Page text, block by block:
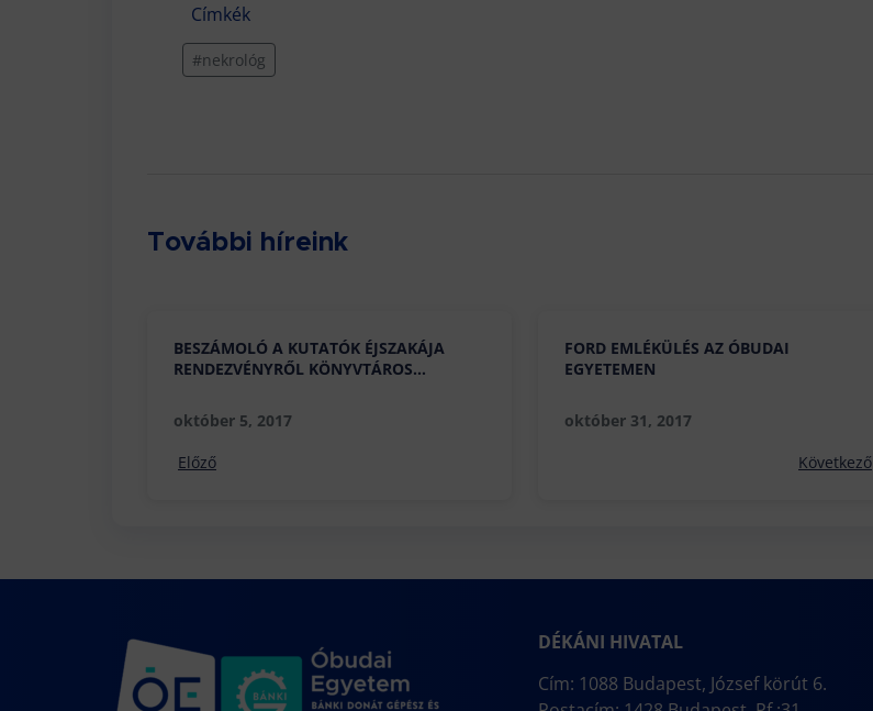
Címkék
#nekrológ
További híreink
BESZÁMOLÓ A KUTATÓK ÉJSZAKÁJA
RENDEZVÉNYRŐL KÖNYVTÁROS
október 5, 2017
Előző
FORD EMLÉKÜLÉS AZ ÓBUDAI
EGYETEMEN
október 31, 2017
Következő
DÉKÁNI HIVATAL
Cím: 1088 Budapest, József körút 6.